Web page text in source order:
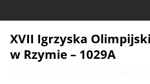
XVII Igrzyska
w Rzymie – 1029A